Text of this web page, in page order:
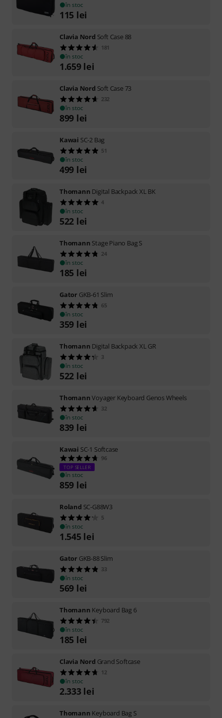
în stoc
115 lei
Clavia Nord Soft Case 88
181
în stoc
1.659 lei
Clavia Nord Soft Case 73
232
în stoc
899 lei
Kawai SC-2 Bag
51
în stoc
499 lei
Thomann Digital Backpack XL BK
4
în stoc
522 lei
Thomann Stage Piano Bag S
24
în stoc
185 lei
Gator GKB-61 Slim
65
în stoc
359 lei
Thomann Digital Backpack XL GR
3
în stoc
522 lei
ThomannVoyager Keyboard Genos Wheels
32
în stoc
839 lei
Kawai SC-1 Softcase
96
TOP SELLER
în stoc
859 lei
Roland SC-G88W3
5
în stoc
1.545 lei
Gator GKB-88 Slim
33
în stoc
569 lei
Thomann Keyboard Bag 6
792
în stoc
185 lei
Clavia Nord Grand Softcase
12
în stoc
2.333 lei
Thomann Keyboard Bag S